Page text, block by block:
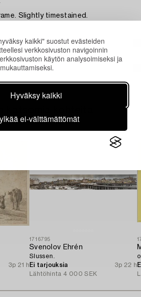
kaikki" suostut evästeiden
verkkosivuston navigoinnin
käytön analysoimiseksi ja
Hyväksy kaikki
ei-välttämättömät
Slightly timestained.
3p 21 h
1716795
Svenolov Ehrén
Slussen.
Ei tarjouksia
3p 22 h
Lähtöhinta 4 000 SEK